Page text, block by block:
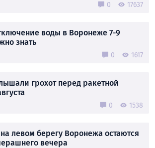
0 17637
воды в Воронеже 7-9
знать
0 1617
грохот перед ракетной
0 1538
левом берегу Воронежа остаются
вечера